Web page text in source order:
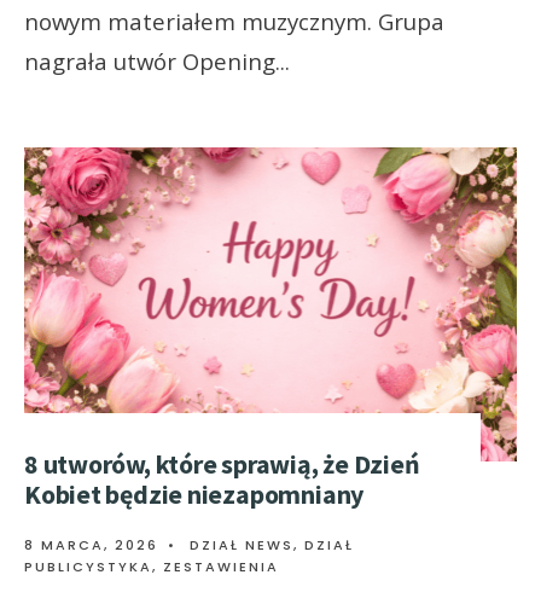
nowym materiałem muzycznym. Grupa
nagrała utwór Opening...
8 utworów, które sprawią, że Dzień
Kobiet będzie niezapomniany
8 MARCA, 2026 • DZIAŁ NEWS, DZIAŁ
PUBLICYSTYKA, ZESTAWIENIA